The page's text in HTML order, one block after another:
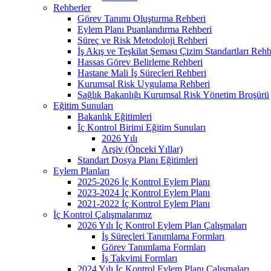
Rehberler
Görev Tanımı Oluşturma Rehberi
Eylem Planı Puanlandırma Rehberi
Süreç ve Risk Metodoloji Rehberi
İş Akış ve Teşkilat Şeması Çizim Standartları
Hassas Görev Belirleme Rehberi
Hastane Mali İş Süreçleri Rehberi
Kurumsal Risk Uygulama Rehberi
Sağlık Bakanlığı Kurumsal Risk Yönetim Broşürü
Eğitim Sunuları
Bakanlık Eğitimleri
İç Kontrol Birimi Eğitim Sunuları
2026 Yılı
Arşiv (Önceki Yıllar)
Standart Dosya Planı Eğitimleri
Eylem Planları
2025-2026 İç Kontrol Eylem Planı
2023-2024 İç Kontrol Eylem Planı
2021-2022 İç Kontrol Eylem Planı
İç Kontrol Çalışmalarımız
2026 Yılı İç Kontrol Eylem Plan Çalışmaları
İş Süreçleri Tanımlama Formları
Görev Tanımlama Formları
İş Takvimi Formları
2024 Yılı İç Kontrol Eylem Planı Çalışmaları